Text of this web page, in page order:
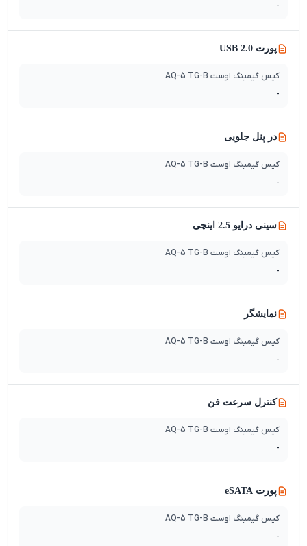
-
پورت USB 2.0
کیس گیمینگ اوست AQ-5 TG-B
-
در پنل جلویی
کیس گیمینگ اوست AQ-5 TG-B
-
سینی درایو 2.5 اینچی
کیس گیمینگ اوست AQ-5 TG-B
-
نمایشگر
کیس گیمینگ اوست AQ-5 TG-B
-
کنترل سرعت فن
کیس گیمینگ اوست AQ-5 TG-B
-
پورت eSATA
کیس گیمینگ اوست AQ-5 TG-B
-